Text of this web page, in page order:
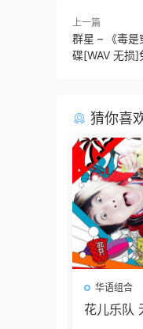
上一篇
群星 – 《毒
碟[WAV 无损]
猜你喜
华语组合
花儿乐队